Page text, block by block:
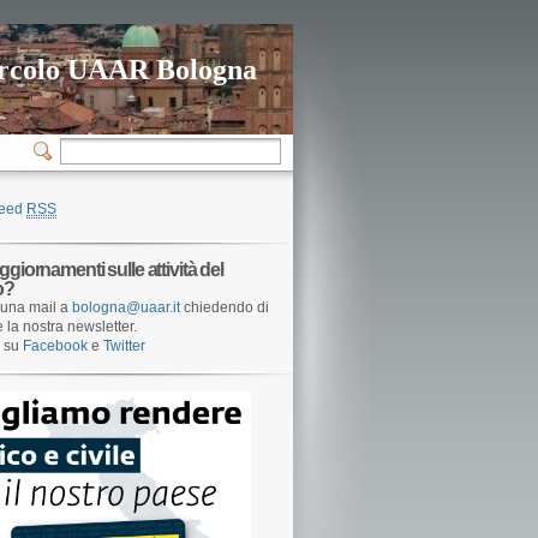
UAAR Bologna
RSS
sulle attività del
mail a bologna@uaar.itchiedendo di
la nostra newsletter.
su Facebook e Twitter